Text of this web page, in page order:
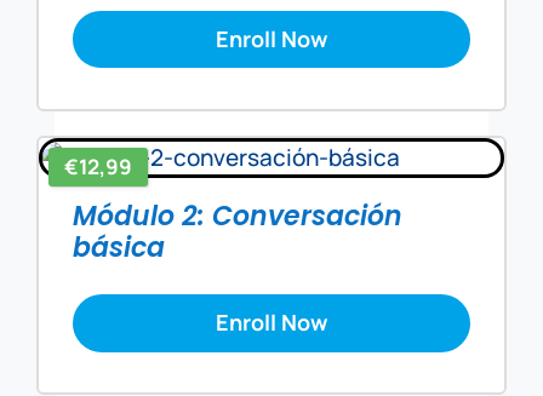
Enroll Now
€12,99
Módulo 2: Conversación
básica
Enroll Now